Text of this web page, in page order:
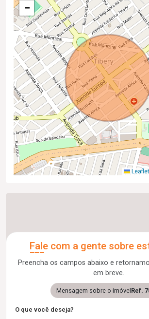
−
Leaflet
Fale com a gente sobre
Preencha os campos abaixo e
em breve.
Mensagem sobre o imóvel Ref.
O que você deseja?